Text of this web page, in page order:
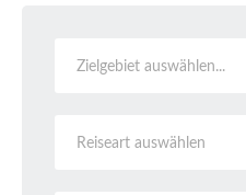
Zielgebiet auswählen...
Reiseart auswählen